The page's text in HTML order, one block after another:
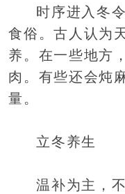
时序进入冬
食俗。古人认为
养。在一些地方
肉。有些还会炖
量。
立冬养生
温补为主，